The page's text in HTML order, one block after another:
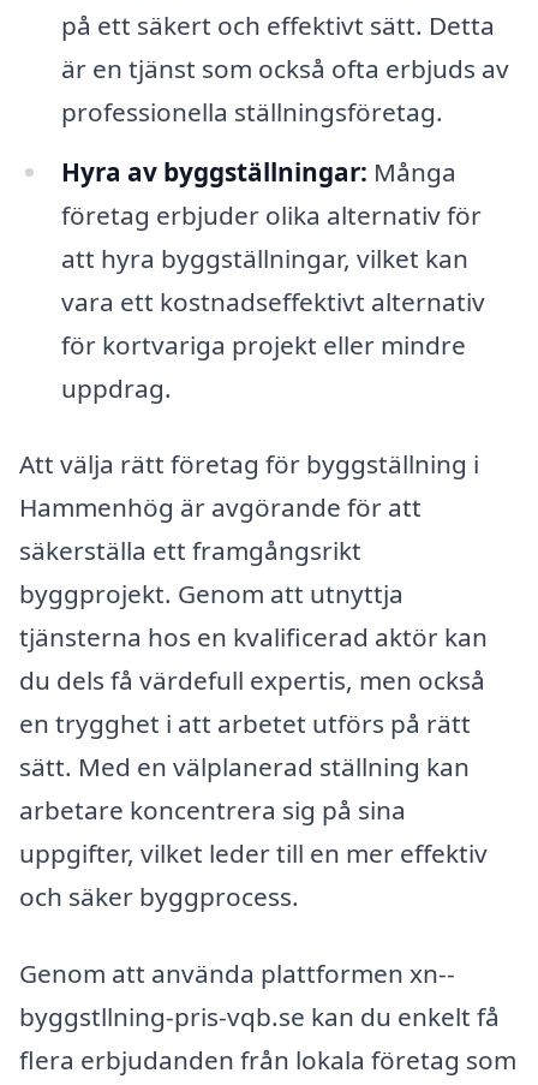
på ett säkert och effektivt sätt. Detta
är en tjänst som också ofta erbjuds av
professionella ställningsföretag.
Hyra av byggställningar: Många
företag erbjuder olika alternativ för
att hyra byggställningar, vilket kan
vara ett kostnadseffektivt alternativ
för kortvariga projekt eller mindre
uppdrag.
Att välja rätt företag för byggställning i
Hammenhög är avgörande för att
säkerställa ett framgångsrikt
byggprojekt. Genom att utnyttja
tjänsterna hos en kvalificerad aktör kan
du dels få värdefull expertis, men också
en trygghet i att arbetet utförs på rätt
sätt. Med en välplanerad ställning kan
arbetare koncentrera sig på sina
uppgifter, vilket leder till en mer effektiv
och säker byggprocess.
Genom att använda plattformen xn--
byggstllning-pris-vqb.se kan du enkelt få
flera erbjudanden från lokala företag som